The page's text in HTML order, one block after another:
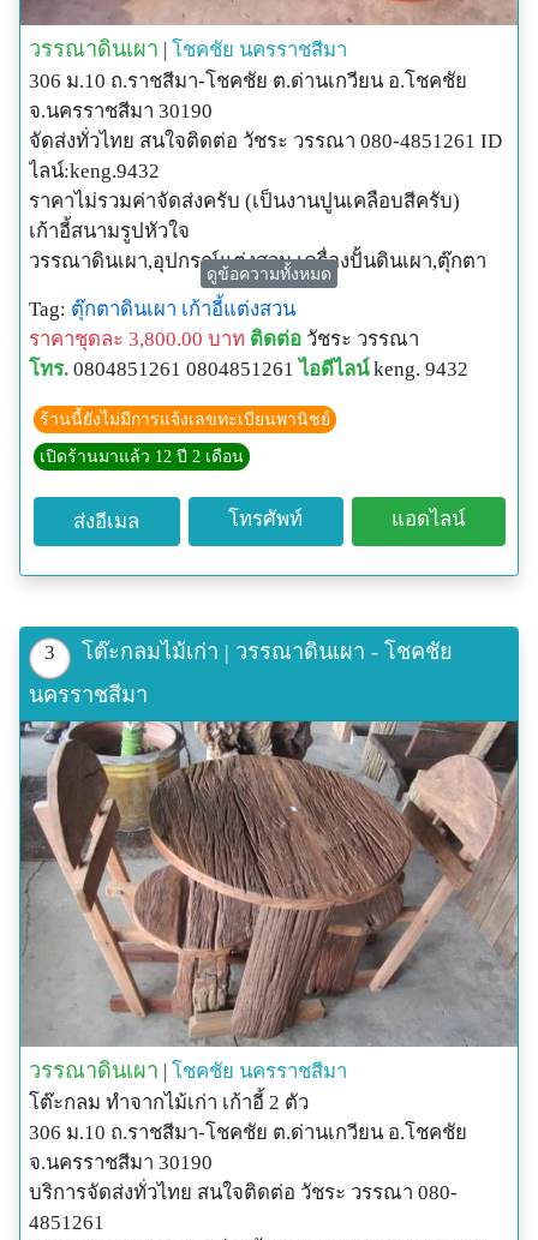
วรรณาดินเผา | โชคชัย นครราชสีมา
306 ม.10 ถ.ราชสีมา-โชคชัย ต.ด่านเกวียน อ.โชคชัย
จ.นครราชสีมา 30190
จัดส่งทั่วไทย สนใจติดต่อ วัชระ วรรณา 080-4851261 ID
ไลน์:keng.9432
ราคาไม่รวมค่าจัดส่งครับ (เป็นงานปูนเคลือบสีครับ)
เก้าอี้สนามรูปหัวใจ
วรรณาดินเผา,อุปกรณ์แต่งสวน,เครื่องปั้นดินเผา,ตุ๊กตา
ดินเผา,แผ่นภาพหินทราย,เก้าอี้สนาม, น้ำตก,น้ำพุ,งานไม้
เก่าล้อเกวียน,น้ำล้น,อ่าง,กระถาง,แจกัน,โคมไฟ,แผ่นพื้น
ทางเดิน,อิฐประสาน,รับปั้นงานปูนสด,รูปเหมือนพระ,เทพ
ต่างๆ,โดยช่างมืออาชีพ
ดูข้อความทั้งหมด
Tag: ตุ๊กตาดินเผา เก้าอี้แต่งสวน
ราคาชุดละ 3,800.00 บาท ติดต่อ วัชระ วรรณา
โทร. 0804851261 0804851261 ไอดีไลน์ keng. 9432
ร้านนี้ยังไม่มีการแจ้งเลขทะเบียนพานิชย์
เปิดร้านมาแล้ว 12 ปี 2 เดือน
ส่งอีเมล โทรศัพท์ แอดไลน์
3
โต๊ะกลมไม้เก่า | วรรณาดินเผา - โชคชัย
นครราชสีมา
วรรณาดินเผา โชคชัย นครราชสีมา
โต๊ะกลม ทำจากไม้เก่า เก้าอี้ 2 ตัว
306 ม.10 ถ.ราชสีมา-โชคชัย ต.ด่านเกวียน อ.โชคชัย
จ.นครราชสีมา 30190
บริการจัดส่งทั่วไทย สนใจติดต่อ วัชระ วรรณา 080-
4851261